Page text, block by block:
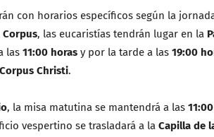
con horarios específicos según la
Corpus, las eucaristías tendrán lugar en la
las 11:00 horas y por la tarde a las 19:00
Corpus Christi.
, la misa matutina se mantendrá a las
vespertino se trasladará a la Capilla de